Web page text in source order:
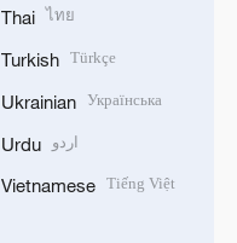
Thai ไทย
Turkish Türkçe
Ukrainian Українська
Urdu اردو
Vietnamese Tiếng Việt